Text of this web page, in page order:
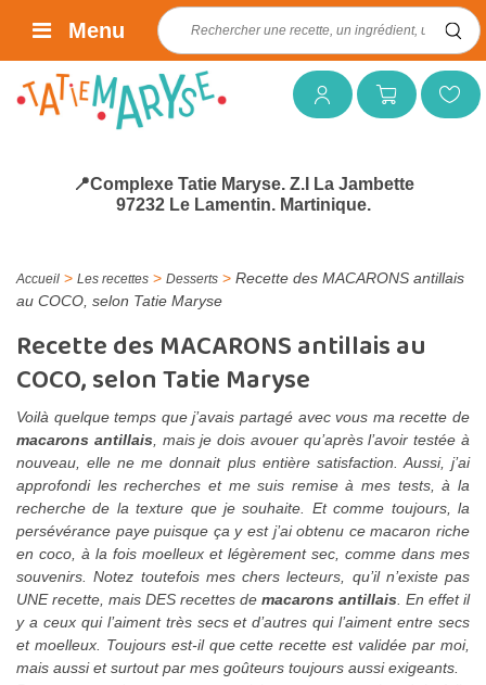
Mon compteMon panierMes favoris
Rechercher :
Menu
📍Complexe Tatie Maryse. Z.I La Jambette
97232 Le Lamentin. Martinique.
Accueil > Les recettes > Desserts > Recette des MACARONS antillais
au COCO, selon Tatie Maryse
Recette des MACARONS antillais au
COCO, selon Tatie Maryse
Voilà quelque temps que j’avais partagé avec vous ma recette de
macarons antillais, mais je dois avouer qu’après l’avoir testée à
nouveau, elle ne me donnait plus entière satisfaction. Aussi, j’ai
approfondi les recherches et me suis remise à mes tests, à la
recherche de la texture que je souhaite. Et comme toujours, la
persévérance paye puisque ça y est j’ai obtenu ce macaron riche
en coco, à la fois moelleux et légèrement sec, comme dans mes
souvenirs. Notez toutefois mes chers lecteurs, qu’il n’existe pas
UNE recette, mais DES recettes de macarons antillais . En effet il
y a ceux qui l’aiment très secs et d’autres qui l’aiment entre secs
et moelleux. Toujours est-il que cette recette est validée par moi,
mais aussi et surtout par mes goûteurs toujours aussi exigeants.